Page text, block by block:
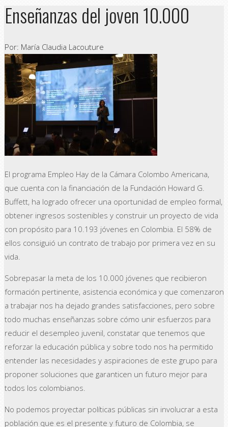
Enseñanzas del joven 10.000
Por: María Claudia Lacouture
El programa Empleo Hay de la Cámara Colombo Americana,
que cuenta con la financiación de la Fundación Howard G.
Buffett, ha logrado ofrecer una oportunidad de empleo formal,
obtener ingresos sostenibles y construir un proyecto de vida
con propósito para 10.193 jóvenes en Colombia. El 58% de
ellos consiguió un contrato de trabajo por primera vez en su
vida.
Sobrepasar la meta de los 10.000 jóvenes que recibieron
formación pertinente, asistencia económica y que comenzaron
a trabajar nos ha dejado grandes satisfacciones, pero sobre
todo muchas enseñanzas sobre cómo unir esfuerzos para
reducir el desempleo juvenil, constatar que tenemos que
reforzar la educación pública y sobre todo nos ha permitido
entender las necesidades y aspiraciones de este grupo para
proponer soluciones que garanticen un futuro mejor para
todos los colombianos.
No podemos proyectar políticas públicas sin involucrar a esta
población que es el presente y futuro de Colombia, se